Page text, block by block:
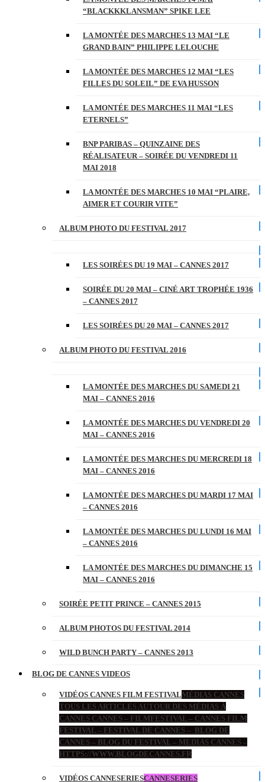
“BLACKKKLANSMAN” SPIKE LEE
LA MONTÉE DES MARCHES 13 MAI “LE
GRAND BAIN” PHILIPPE LELOUCHE
LA MONTÉE DES MARCHES 12 MAI “LES
FILLES DU SOLEIL” DE EVA HUSSON
LA MONTÉE DES MARCHES 11 MAI “LES
ETERNELS”
BNP PARIBAS – QUINZAINE DES
RÉALISATEUR – SOIRÉE DU VENDREDI 11
MAI 2018
LA MONTÉE DES MARCHES 10 MAI “PLAIRE,
AIMER ET COURIR VITE”
ALBUM PHOTO DU FESTIVAL 2017
LES SOIRÉES DU 19 MAI – CANNES 2017
SOIRÉE DU 20 MAI – CINÉ ART TROPHÉE 1936
– CANNES 2017
LES SOIRÉES DU 20 MAI – CANNES 2017
ALBUM PHOTO DU FESTIVAL 2016
LA MONTÉE DES MARCHES DU SAMEDI 21
MAI – CANNES 2016
LA MONTÉE DES MARCHES DU VENDREDI 20
MAI – CANNES 2016
LA MONTÉE DES MARCHES DU MERCREDI 18
MAI – CANNES 2016
LA MONTÉE DES MARCHES DU MARDI 17 MAI
– CANNES 2016
LA MONTÉE DES MARCHES DU LUNDI 16 MAI
– CANNES 2016
LA MONTÉE DES MARCHES DU DIMANCHE 15
MAI – CANNES 2016
SOIRÉE PETIT PRINCE – CANNES 2015
ALBUM PHOTOS DU FESTIVAL 2014
WILD BUNCH PARTY – CANNES 2013
BLOG DE CANNES VIDEOS
VIDÉOS CANNES FILM FESTIVALMÉDIAS CANNES
TOUS LES ARTICLES AUTOUR DES MÉDIAS À
CANNES CANNES – FILMFESTIVAL – CANNES FILM
FESTIVAL – FESTIVAL DE CANNES – BLOG DE
CANNES – BLOG DU FESTIVAL – MEDIAS CANNES –
HTTPS://WWW.BLOGDECANNES.FR
VIDÉOS CANNESERIESCANNESERIES